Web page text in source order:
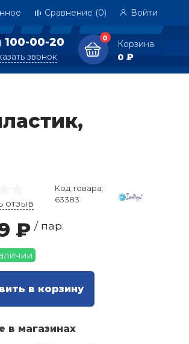
Сравнение (0) Войти
100-00-20
звонок
0
Корзина
0 ₽
отзыв
Код товара:
63383
₽ / пар.
в корзину
в магазинах